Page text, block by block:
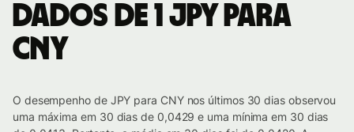
Dados de 1 JPY para
CNY
O desempenho de JPY para CNY nos últimos 30 dias observou
uma máxima em 30 dias de 0,0429 e uma mínima em 30 dias